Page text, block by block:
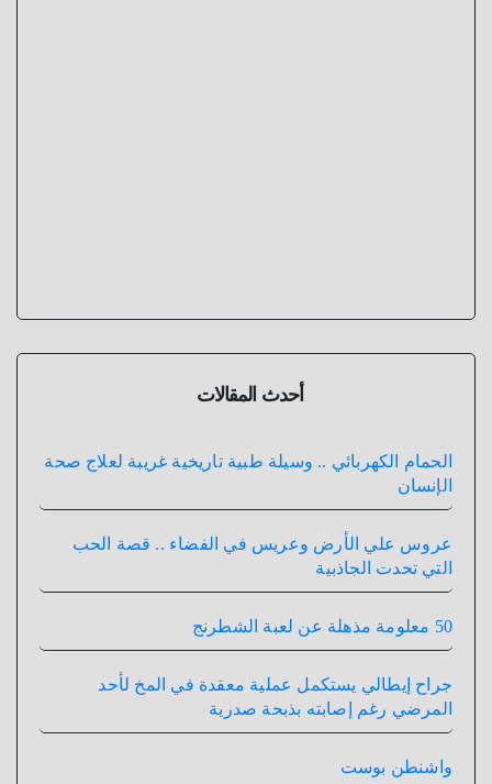
أحدث المقالات
الحمام الكهربائي .. وسيلة طبية تاريخية غريبة لعلاج صحة
الإنسان
عروس علي الأرض وعريس في الفضاء .. قصة الحب
التي تحدت الجاذبية
50 معلومة مذهلة عن لعبة الشطرنج
جراح إيطالي يستكمل عملية معقدة في المخ لأحد
المرضي رغم إصابته بذبحة صدرية
واشنطن بوست